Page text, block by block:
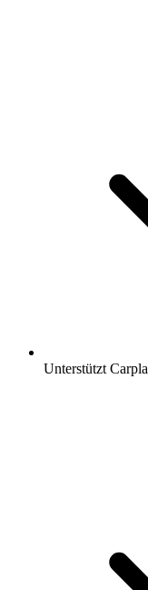
Unterstützt